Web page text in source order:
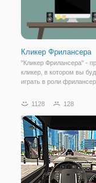
Кликер Фрилансера
"Кликер Фрилансера" -
кликер, в котором вы
играть в роли
прокачивать навыки и
просто кликать по
Управление
1128 128